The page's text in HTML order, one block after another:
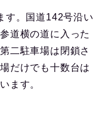
す。国道142号沿い
道横の道に入った
二駐車場は閉鎖さ
だけでも十数台は
ます。